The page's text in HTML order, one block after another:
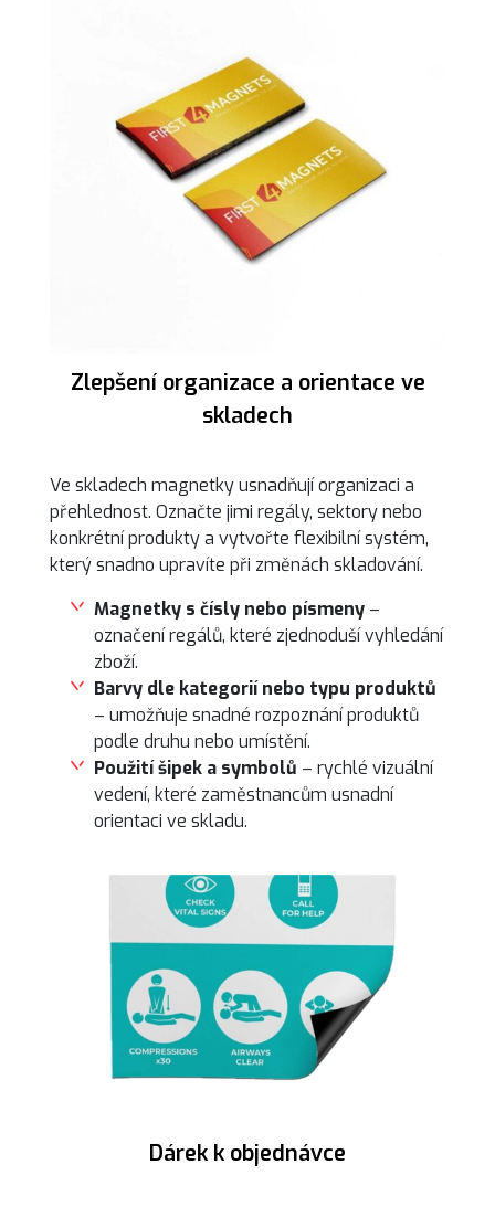
Zlepšení organizace a orientace ve
skladech
Ve skladech magnetky usnadňují organizaci a
přehlednost. Označte jimi regály, sektory nebo
konkrétní produkty a vytvořte flexibilní systém,
který snadno upravíte při změnách skladování.
Magnetky s čísly nebo písmeny –
označení regálů, které zjednoduší vyhledání
zboží.
Barvy dle kategorií nebo typu produktů
– umožňuje snadné rozpoznání produktů
podle druhu nebo umístění.
Použití šipek a symbolů – rychlé vizuální
vedení, které zaměstnancům usnadní
orientaci ve skladu.
Dárek k objednávce